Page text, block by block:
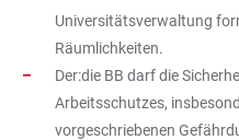
Universitätsverwaltung
Räumlichkeiten.
Der:die BB darf die
Arbeitsschutzes,
vorgeschriebenen